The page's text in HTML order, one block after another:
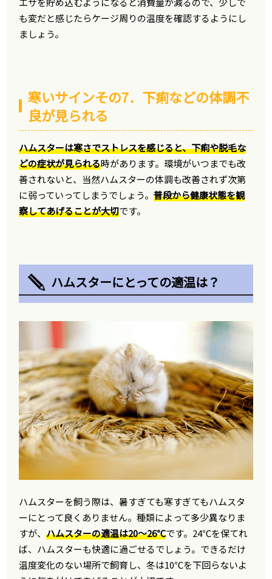
も変だと感じたらケージ周りの温度を確認するようにし
ましょう。
寒いサインその7．下痢などの体調不
良が見られる
ハムスターは寒さでストレスを感じると、下痢や脱毛な
どの症状が見られる時があります。環境がいつまでも改
善されないと、当然ハムスターの体調も改善されず次第
に弱っていってしまうでしょう。普段から健康状態を観
察してあげることが大切です。
ハムスターにとっての適温は？
ハムスターを飼う際は、暑すぎても寒すぎてもハムスタ
ーにとって良くありません。種類によって多少異なりま
すが、ハムスターの適温は20～26℃です。24℃を保てれ
ば、ハムスターも快適に過ごせるでしょう。できるだけ
温度変化のない場所で飼育し、冬は10℃を下回らないよ